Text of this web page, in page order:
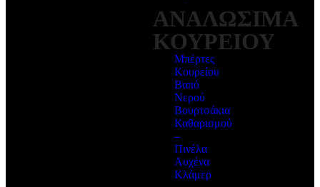
ΑΝΑΛΩΣΙΜΑ
ΚΟΥΡΕΙΟΥ
Μπέρτες
Κουρείου
Βαπό
Νερού
Βουρτσάκια
Καθαρισμού
–
Πινέλα
Αυχένα
Κλάμερ